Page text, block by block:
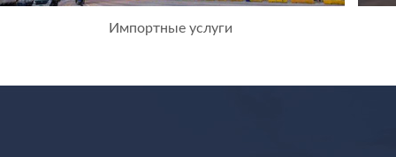
Импортные услуги